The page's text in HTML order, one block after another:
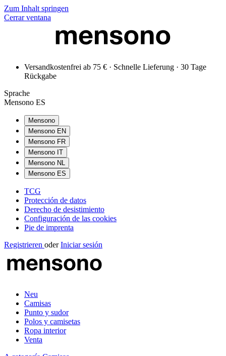
Zum Inhalt springen
Cerrar ventana
Versandkostenfrei ab 75 € · Schnelle Lieferung · 30 Tage
Rückgabe
Sprache
Mensono ES
Mensono
Mensono EN
Mensono FR
Mensono IT
Mensono NL
Mensono ES
TCG
Protección de datos
Derecho de desistimiento
Configuración de las cookies
Pie de imprenta
Registrieren oder Iniciar sesión
Neu
Camisas
Punto y sudor
Polos y camisetas
Ropa interior
Venta